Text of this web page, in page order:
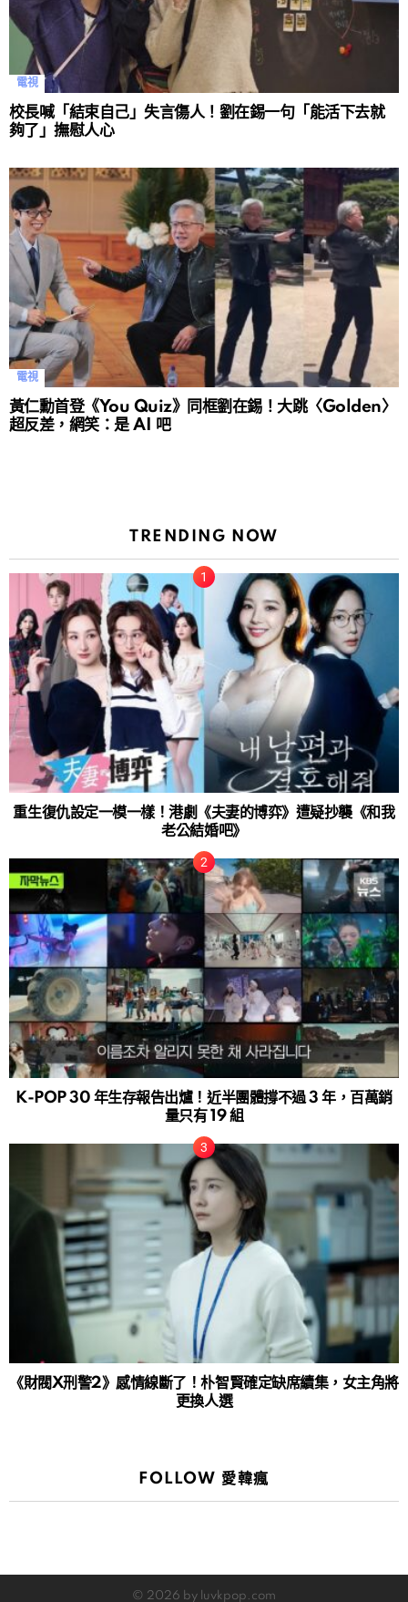
電視
校長喊「結束自己」失言傷人！劉在錫一句「能活下去就
夠了」撫慰人心
電視
黃仁勳首登《You Quiz》同框劉在錫！大跳〈Golden〉
超反差，網笑：是 AI 吧
TRENDING NOW
重生復仇設定一模一樣！港劇《夫妻的博弈》遭疑抄襲《和我
老公結婚吧》
K-POP 30 年生存報告出爐！近半團體撐不過 3 年，百萬銷
量只有 19 組
《財閥X刑警2》感情線斷了！朴智賢確定缺席續集，女主角將
更換人選
FOLLOW 愛韓瘋
© 2026 by luvkpop.com